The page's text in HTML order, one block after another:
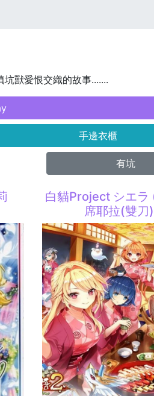
坑獸愛恨交織的故事.......
手邊衣櫃
有坑
白貓Project シエラ
席耶拉(雙刀)